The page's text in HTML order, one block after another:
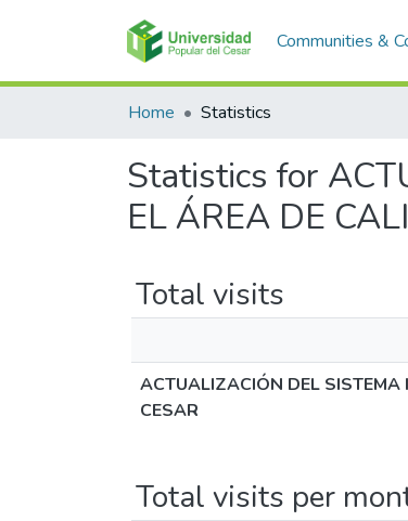
Communities &
Home Statistics
Statistics for
EL ÁREA DE
Total visits
ACTUALIZACIÓN DEL SISTEMA
CESAR
Total visits per